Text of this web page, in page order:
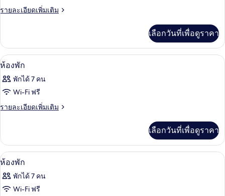
พัก
ของ
รายละเอียดเพิ่มเติม
ราย
เกี่ยว
กับ
ห้อง
เลือกวันที่เพื่อดูราคา
เปิด
ภาพถ่าย
ทั้งหมด
ของ
ตู้นิรภัยในห้องพัก, ผ้าม่านกันแสง, เตา
11
ห้องพัก
พักได้ 7 คน
Wi-Fi ฟรี
รายละเอียดเพิ่มเติม
ราย
เกี่ยว
กับ
ห้อง
เลือกวันที่เพื่อดูราคา
เปิด
ภาพถ่าย
ทั้งหมด
ตู้นิรภัยในห้องพัก, ผ้าม่านกันแสง, เตา
9
ห้องพัก
พักได้ 7 คน
Wi-Fi ฟรี